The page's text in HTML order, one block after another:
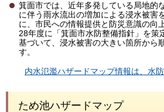
箕面市では、近年多発している局地的
に伴う雨水流出の増加による浸水被害
に、市民への情報提供と防災意識の向
28年度に「箕面市水防整備指針」を策
基づいて、浸水被害の大きい箇所から
す。
内水氾濫ハザードマップ情報は、水
ため池ハザードマップ